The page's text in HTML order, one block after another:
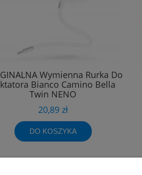
Wymienna Rurka Do
Bianco Camino Bella
Twin NENO
20,89 zł
DO KOSZYKA